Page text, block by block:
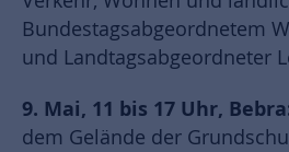
Bundestagsabgeordnetem
und Landtagsabgeordneter
9. Mai, 11 bis 17 Uhr,
dem Gelände der